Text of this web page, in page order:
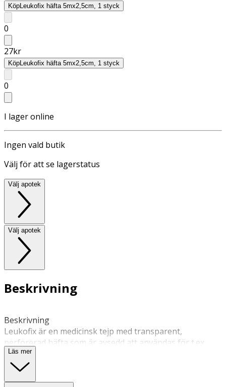
KöpLeukofix häfta 5mx2,5cm, 1 styck
0
27kr
KöpLeukofix häfta 5mx2,5cm, 1 styck
0
I lager online
Ingen vald butik
Välj för att se lagerstatus
Välj apotek
Välj apotek
Beskrivning
Beskrivning
Leukofix är en medicinsk tejp med transparent,
perforerad häfta som är avsedd att användas för t.ex.
fixering av kompress vid bandagering av kontinentstomi
eller vid behov av extra fixering av stomibandage, kateter
Läs mer